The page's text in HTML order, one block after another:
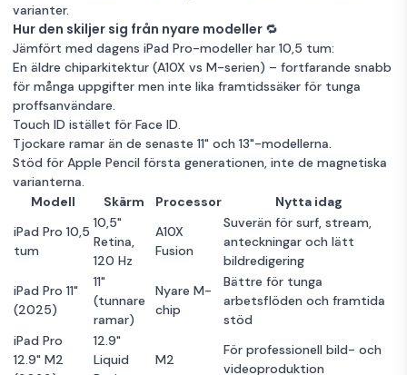
varianter.
Hur den skiljer sig från nyare modeller 🔁
Jämfört med dagens iPad Pro-modeller har 10,5 tum:
En äldre chiparkitektur (A10X vs M-serien) – fortfarande snabb
för många uppgifter men inte lika framtidssäker för tunga
proffsanvändare.
Touch ID istället för Face ID.
Tjockare ramar än de senaste 11" och 13"-modellerna.
Stöd för Apple Pencil första generationen, inte de magnetiska
varianterna.
Modell
Skärm Processor
Nytta idag
iPad Pro 10,5
tum
10,5"
Retina,
120 Hz
A10X
Fusion
Suverän för surf, stream,
anteckningar och lätt
bildredigering
iPad Pro 11"
(2025)
11"
(tunnare
ramar)
Nyare M-
chip
Bättre för tunga
arbetsflöden och framtida
stöd
iPad Pro
12.9" M2
12.9"
Liquid
M2
För professionell bild- och
videoproduktion